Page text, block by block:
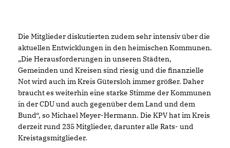
Die Mitglieder diskutierten zudem sehr intensiv über die
aktuellen Entwicklungen in den heimischen Kommunen.
Die Herausforderungen in unseren Städten,
Gemeinden und Kreisen sind riesig und die finanzielle
Not wird auch im Kreis Gütersloh immer größer. Daher
braucht es weiterhin eine starke Stimme der Kommunen
in der CDU und auch gegenüber dem Land und dem
Bund“, so Michael Meyer-Hermann. Die KPV hat im Kreis
derzeit rund 235 Mitglieder, darunter alle Rats- und
Kreistagsmitglieder.